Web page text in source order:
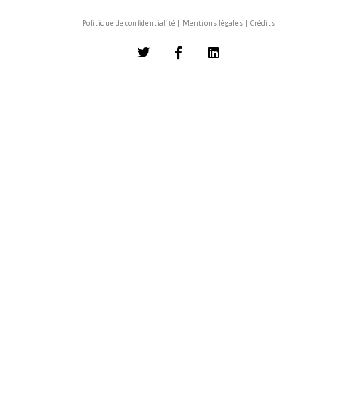
Politique de confidentialité | Mentions légales | Crédits